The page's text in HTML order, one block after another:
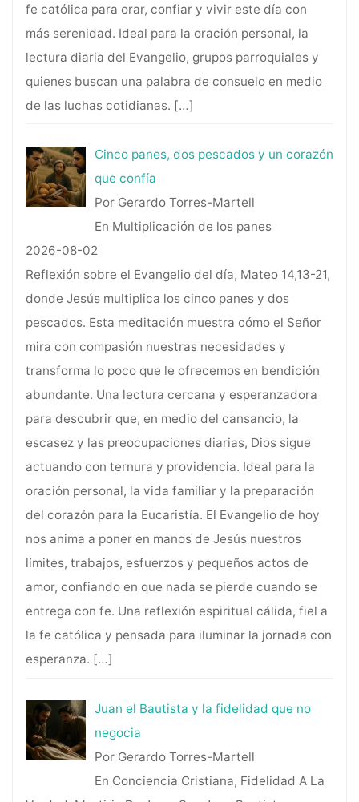
fe católica para orar, confiar y vivir este día con
más serenidad. Ideal para la oración personal, la
lectura diaria del Evangelio, grupos parroquiales y
quienes buscan una palabra de consuelo en medio
de las luchas cotidianas. […]
Cinco panes, dos pescados y un corazón
que confía
Por Gerardo Torres-Martell
En Multiplicación de los panes
2026-08-02
Reflexión sobre el Evangelio del día, Mateo 14,13-21,
donde Jesús multiplica los cinco panes y dos
pescados. Esta meditación muestra cómo el Señor
mira con compasión nuestras necesidades y
transforma lo poco que le ofrecemos en bendición
abundante. Una lectura cercana y esperanzadora
para descubrir que, en medio del cansancio, la
escasez y las preocupaciones diarias, Dios sigue
actuando con ternura y providencia. Ideal para la
oración personal, la vida familiar y la preparación
del corazón para la Eucaristía. El Evangelio de hoy
nos anima a poner en manos de Jesús nuestros
límites, trabajos, esfuerzos y pequeños actos de
amor, confiando en que nada se pierde cuando se
entrega con fe. Una reflexión espiritual cálida, fiel a
la fe católica y pensada para iluminar la jornada con
esperanza. […]
Juan el Bautista y la fidelidad que no
negocia
Por Gerardo Torres-Martell
En Conciencia Cristiana, Fidelidad A La